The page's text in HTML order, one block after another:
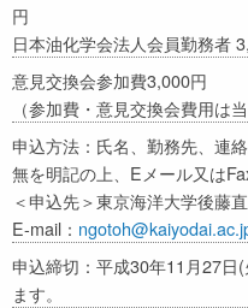
円
日本油化学会法人会員勤務
意見交換会参加費3,000円
（参加費・意見交換会費用は
申込方法：氏名、勤務先、連
無を明記の上、Eメール又は
＜申込先＞東京海洋大学後藤
E-mail：
申込締切：平成30年11月27
ます。